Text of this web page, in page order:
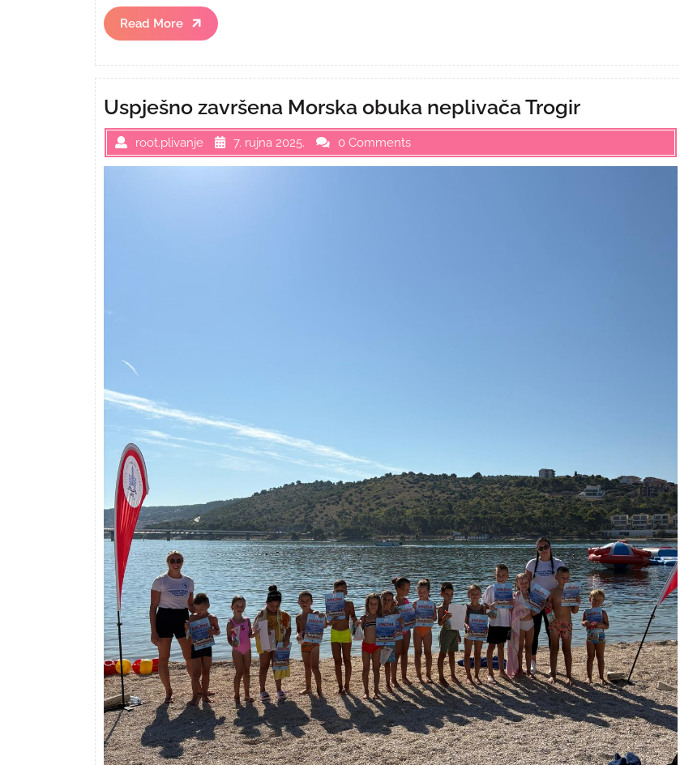
Read More
Read
More
Uspješno završena Morska obuka neplivača Trogir
root.plivanje 7. rujna 2025. 0 Comments